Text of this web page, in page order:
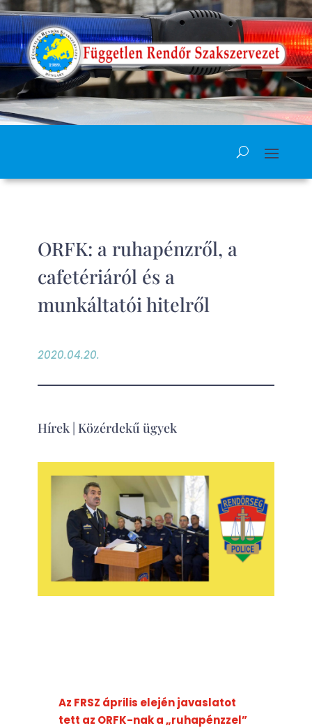
ORFK: a ruhapénzről, a
cafetériáról és a
munkáltatói hitelről
2020.04.20.
Hírek| Közérdekű ügyek
Az FRSZ április elején javaslatot
tett az ORFK-nak a „ruhapénzzel”